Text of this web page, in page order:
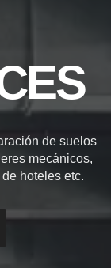
de suelos
mecánicos,
hoteles etc.